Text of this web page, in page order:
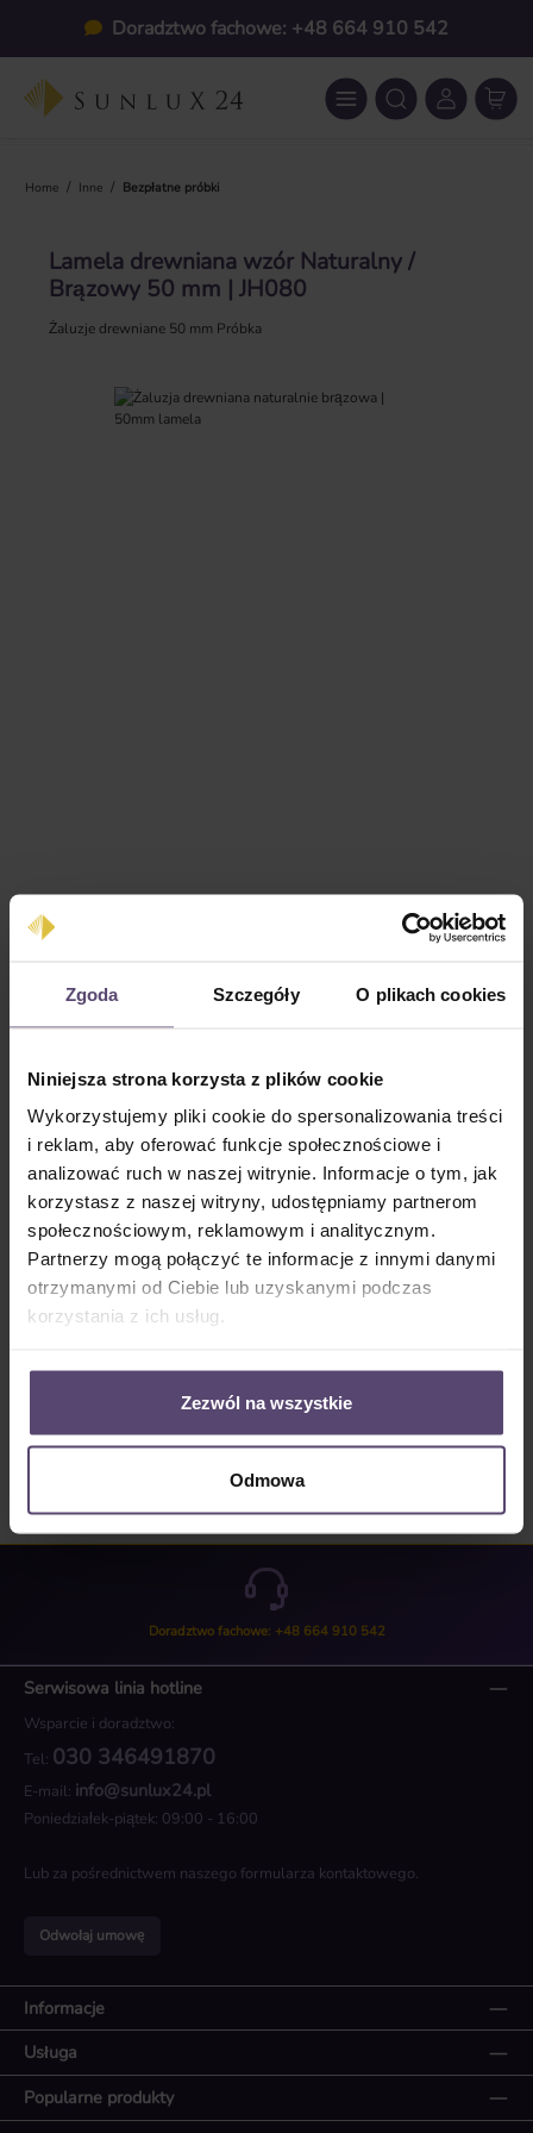
Zgoda Szczegóły O plikach cookies
Niniejsza strona korzysta z plików cookie
Wykorzystujemy pliki cookie do spersonalizowania treści
i reklam, aby oferować funkcje społecznościowe i
analizować ruch w naszej witrynie. Informacje o tym, jak
korzystasz z naszej witryny, udostępniamy partnerom
społecznościowym, reklamowym i analitycznym.
Partnerzy mogą połączyć te informacje z innymi danymi
otrzymanymi od Ciebie lub uzyskanymi podczas
korzystania z ich usług.
Zezwól na wszystkie
Odmowa
Przejdź do głównej zawartościDoradztwo fachowe: +48 664 910 542
Home / Inne / Bezpłatne próbki
Lamela drewniana wzór Naturalny /
Brązowy 50 mm | JH080
Żaluzje drewniane 50 mm Próbka
Pomiń galerię zdjęć
0,00 zł
Ceny z VAT plus koszty wysyłki
Dostępny, czas dostawy: 2-5 Tage
Ilość produktu: Wprowadź żądaną ilość lub użyj przycisków, aby zwiększyć lub
Do koszyka
Numer produktu: MU_HJ50_JH080_PG1
Opis
Doradztwo fachowe: +48 664 910 542
Serwisowa linia hotline
Wsparcie i doradztwo:
Tel: 030 346491870
E-mail: info@sunlux24.pl
Poniedziałek-piątek: 09:00 - 16:00
Lub za pośrednictwem naszego formularza kontaktowego.
Odwołaj umowę
Informacje
Usługa
Popularne produkty